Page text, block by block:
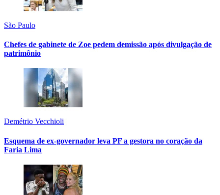
São Paulo
Chefes de gabinete de Zoe pedem demissão após divulgação de
patrimônio
Demétrio Vecchioli
Esquema de ex-governador leva PF a gestora no coração da
Faria Lima